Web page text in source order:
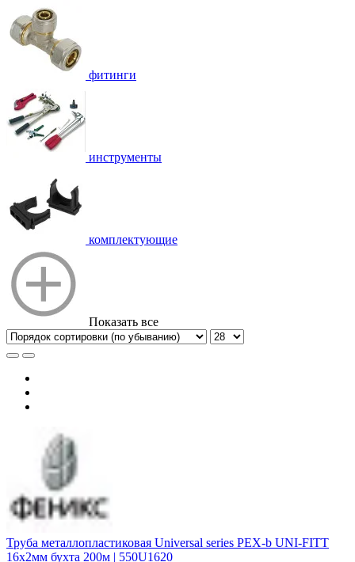
фитинги
инструменты
комплектующие
Показать все
Труба металлопластиковая Universal series PEX-b UNI-FITT
16х2мм бухта 200м | 550U1620